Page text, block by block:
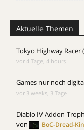
Aktuelle Themen
Tokyo Highway Racer
vor 4 Tage, 4 hours
Games nur noch
vor 3 weeks, 3 Tage
Diablo IV Addon-
von
BoC-Dread-